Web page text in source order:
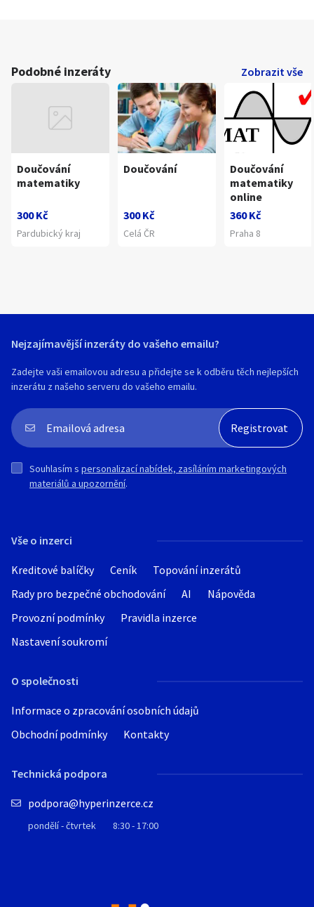
Podobné inzeráty Zobrazit vše
Doučování
matematiky
300 Kč
Pardubický kraj
Doučování
300 Kč
Celá ČR
Doučování
matematiky
online
360 Kč
Praha 8
Vše o inzerci
Kreditové balíčky Ceník
Topování inzerátů
Rady pro bezpečné obchodování
AI
Nápověda
Provozní podmínky
Pravidla inzerce
Nastavení soukromí
O společnosti
Informace o zpracování osobních údajů
Obchodní podmínky
Kontakty
Technická podpora
podpora@hyperinzerce.cz
pondělí - čtvrtek 8:30 - 17:00
Nejzajímavější inzeráty do vašeho emailu?
Zadejte vaši emailovou adresu a přidejte se k odběru těch nejlepších
inzerátu z našeho serveru do vašeho emailu.
Souhlasím s personalizací nabídek, zasíláním marketingových
materiálů a upozornění.